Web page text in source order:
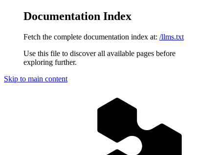
Documentation Index
Fetch the complete documentation index at: /llms.txt
Use this file to discover all available pages before
exploring further.
Skip to main content